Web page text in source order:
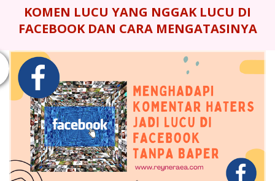
KOMEN LUCU YANG NGGAK LUCU DI
FACEBOOK DAN CARA MENGATASINYA